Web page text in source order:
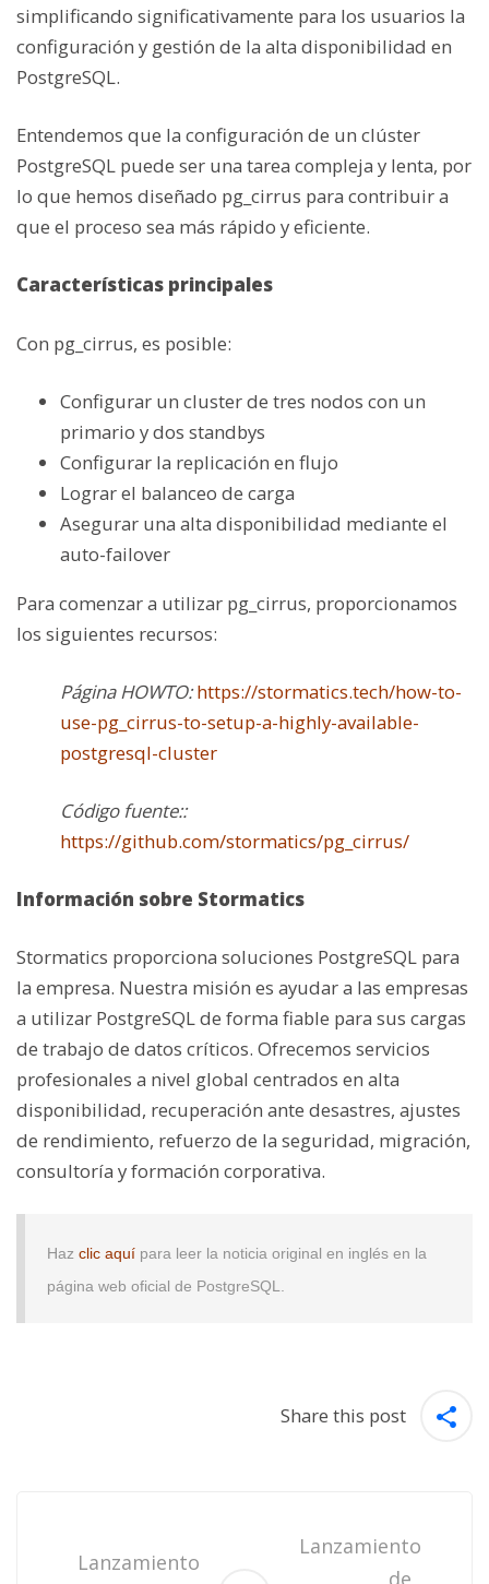
simplificando significativamente para los usuarios la
configuración y gestión de la alta disponibilidad en
PostgreSQL.
Entendemos que la configuración de un clúster
PostgreSQL puede ser una tarea compleja y lenta, por
lo que hemos diseñado pg_cirrus para contribuir a
que el proceso sea más rápido y eficiente.
Características principales
Con pg_cirrus, es posible:
Configurar un cluster de tres nodos con un
primario y dos standbys
Configurar la replicación en flujo
Lograr el balanceo de carga
Asegurar una alta disponibilidad mediante el
auto-failover
Para comenzar a utilizar pg_cirrus, proporcionamos
los siguientes recursos:
Página HOWTO: https://stormatics.tech/how-to-
use-pg_cirrus-to-setup-a-highly-available-
postgresql-cluster
Código fuente::
https://github.com/stormatics/pg_cirrus/
Información sobre Stormatics
Stormatics proporciona soluciones PostgreSQL para
la empresa. Nuestra misión es ayudar a las empresas
a utilizar PostgreSQL de forma fiable para sus cargas
de trabajo de datos críticos. Ofrecemos servicios
profesionales a nivel global centrados en alta
disponibilidad, recuperación ante desastres, ajustes
de rendimiento, refuerzo de la seguridad, migración,
consultoría y formación corporativa.
Haz clic aquí para leer la noticia original en inglés en la
página web oficial de PostgreSQL.
Share this post
Lanzamiento
Lanzamiento